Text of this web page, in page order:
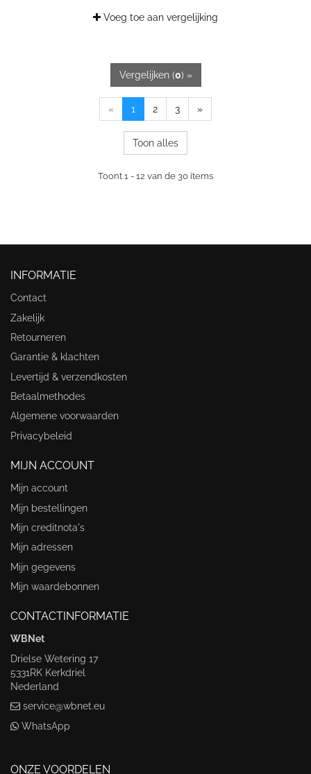
Voeg toe aan vergelijking
Vergelijken (0) »
« 1 2 3 »
Toon alles
Toont 1 - 12 van de 30 items
INFORMATIE
Contact
Zakelijk
Retourneren
Garantie & klachten
Levertijd & verzendkosten
Betaalmethodes
Algemene voorwaarden
Privacybeleid
MIJN ACCOUNT
Mijn account
Mijn bestellingen
Mijn creditnota's
Mijn adressen
Mijn gegevens
Mijn waardebonnen
CONTACTINFORMATIE
WBNet
Drielse Wetering 17
5331RK Kerkdriel
Nederland
service@wbnet.eu
WhatsApp
ONZE VOORDELEN